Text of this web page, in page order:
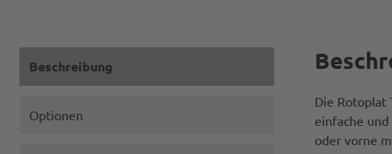
Beschreibung
Optionen
Die Rotoplat
einfache
oder vorne